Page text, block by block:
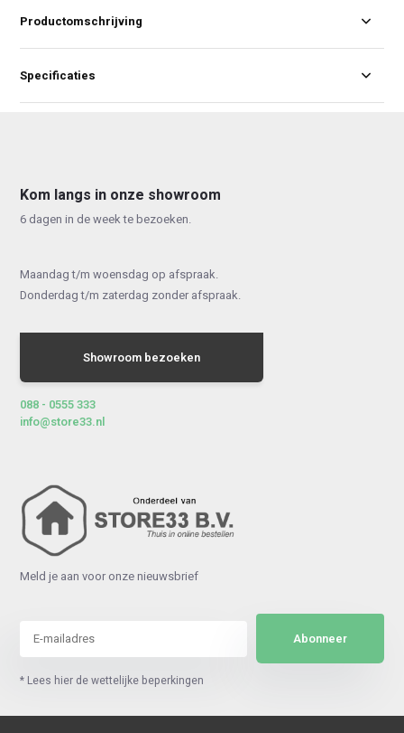
Productomschrijving
Specificaties
Kom langs in onze showroom
6 dagen in de week te bezoeken.
Maandag t/m woensdag op afspraak.
Donderdag t/m zaterdag zonder afspraak.
Showroom bezoeken
088 - 0555 333
info@store33.nl
Meld je aan voor onze nieuwsbrief
Abonneer
* Lees hier de wettelijke beperkingen